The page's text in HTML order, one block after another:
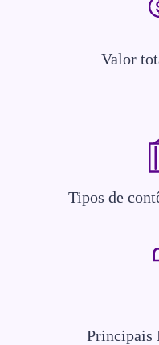
Valor
Tipos de
Principais